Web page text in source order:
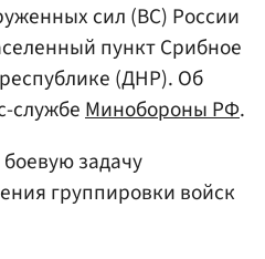
сил (ВС) России
пункт Срибное
(ДНР). Об
службеМинобороныРФ.
задачу
группировки войск